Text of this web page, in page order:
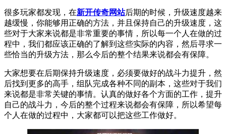
很多玩家都发现，在新开传奇网站后期的时候，升级速度越来
越缓慢，你能够用正确的方法，并且保持自己的升级速度，这
些对于大家来说都是非常重要的事情，所以每一个人在做的过
程中，我们都应该正确的了解到这些实际的内容，然后寻求一
些恰当的升级方法，那么今后的整个结果来说都会有保障。
大家想要在后期保持升级速度，必须要做好的战斗力提升，然
后找到更多的高手，组队完成各种不同的副本，这些对于我们
来说都是非常关键的事情。认真的做好各个方面的工作，提升
自己的战斗力，今后的整个过程来说都会有保障，所以希望每
个人在做的过程中，大家都可以把这些工作做好。